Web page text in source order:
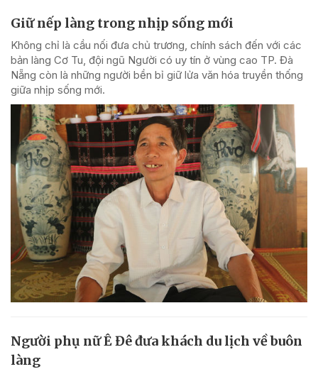
Giữ nếp làng trong nhịp sống mới
Không chỉ là cầu nối đưa chủ trương, chính sách đến với các
bản làng Cơ Tu, đội ngũ Người có uy tín ở vùng cao TP. Đà
Nẵng còn là những người bền bỉ giữ lửa văn hóa truyền thống
giữa nhịp sống mới.
Người phụ nữ Ê Đê đưa khách du lịch về buôn
làng